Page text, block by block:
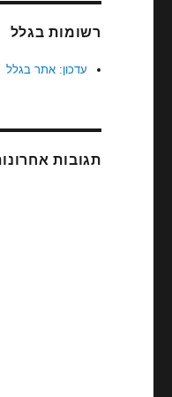
רשומות בגלל
עדכון: אתר בגלל
תגובות